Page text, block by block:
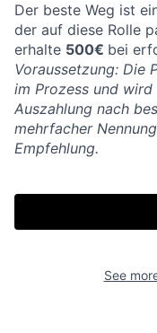
Der beste Weg ist
der auf diese Rolle
erhalte 500€ bei
Voraussetzung: Die
im Prozess und
Auszahlung nach
mehrfacher
Empfehlung.
See